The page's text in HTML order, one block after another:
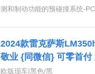
测和制动功能的预碰撞系统-
周围环境全景图-PVM盲点监
控助手-FCTA外部19“锻造合
2024款雷克萨斯
敬业 {同微信} 可零首
欧版现车|黑色/黑